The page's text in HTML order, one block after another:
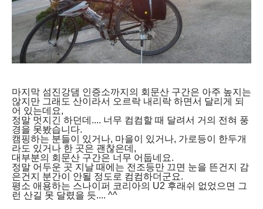
마지막 섬진강댐 인증소까지의 회문산 구간은 아주 높지는
않지만 그래도 산이라서 오르락 내리락 하면서 달리게 되
어 있는데요,
정말 멋지긴 하던데.... 너무 컴컴할 때 달려서 거의 전혀 풍
경을 못봤습니다.
캠핑하는 분들이 있거나, 마을이 있거나, 가로등이 한두개
라도 있거나 한 곳은 괜찮은데,
대부분의 회문산 구간은 너무 어둡네요.
정말 어두운 곳 지날 때에는 전조등만 끄면 눈을 뜬건지 감
은건지 분간이 안될 정도로 컴컴하더군요.
평소 애용하는 스나이퍼 코리아의 U2 후래쉬 없었으면 그
런 산길 못 달렸을 듯.... ^^